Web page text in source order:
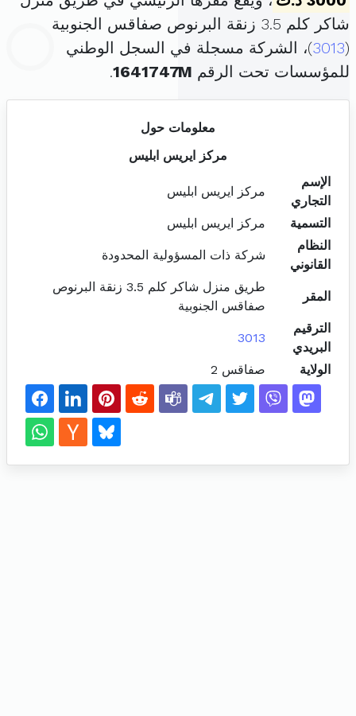
شاكر كلم 3.5 زنقة البرنوص صفاقس الجنوبية
(
3013)، الشركة مسجلة في السجل الوطني
للمؤسسات تحت الرقم 1641747M
.
معلومات حول
مركز ايريس ابليس
الإسم
التجاري
مركز ايريس ابليس
التسمية
مركز ايريس ابليس
النظام
القانوني
شركة ذات المسؤولية المحدودة
المقر
طريق منزل شاكر كلم 3.5 زنقة البرنوص
صفاقس الجنوبية
الترقيم
البريدي
3013
الولاية صفاقس 2